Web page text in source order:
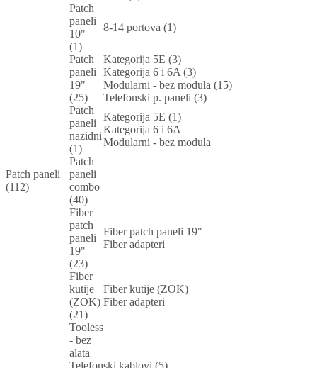
Patch paneli
(112)
Patch
paneli
10"
(1)
8-14 portova (1)
Patch
paneli
19"
(25)
Kategorija 5E (3)
Kategorija 6 i 6A (3)
Modularni - bez modula (15)
Telefonski p. paneli (3)
Patch
paneli
nazidni
(1)
Kategorija 5E (1)
Kategorija 6 i 6A
Modularni - bez modula
Patch
paneli
combo
(40)
Fiber
patch
paneli
19"
(23)
Fiber patch paneli 19"
Fiber adapteri
Fiber
kutije
(ZOK)
(21)
Fiber kutije (ZOK)
Fiber adapteri
Tooless
- bez
alata